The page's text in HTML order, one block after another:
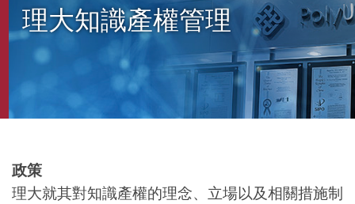
理大知識產權管理
政策
理大就其對知識產權的理念、立場以及相關措施制